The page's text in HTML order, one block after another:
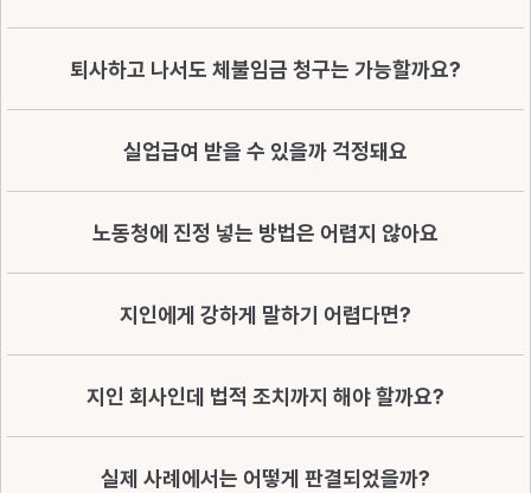
퇴사하고 나서도 체불임금 청구는 가능할까요?
실업급여 받을 수 있을까 걱정돼요
노동청에 진정 넣는 방법은 어렵지 않아요
지인에게 강하게 말하기 어렵다면?
지인 회사인데 법적 조치까지 해야 할까요?
실제 사례에서는 어떻게 판결되었을까?